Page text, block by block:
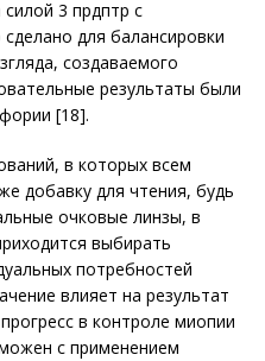
3 прдптр с
для балансировки
создаваемого
результаты были
[18].
в которых всем
добавку для чтения, будь
очковые линзы, в
выбирать
потребностей
влияет на результат
в контроле мио­пии
с применением